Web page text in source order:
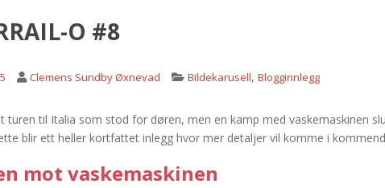
O #8
Clemens Sundby Øxnevad Bildekarusell, Blogginnlegg
turen til Italia som stod for døren, men en kamp med vaskemaskinen
blir ett heller kortfattet inlegg hvor mer detaljer vil komme i
mot vaskemaskinen